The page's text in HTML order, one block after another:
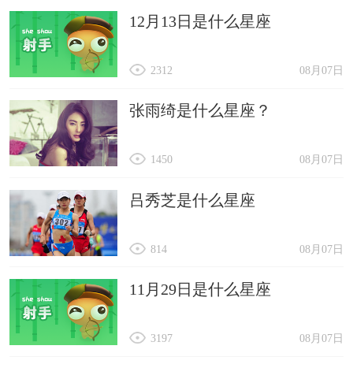
12月13日是什么星座
08月07日
2312
张雨绮是什么星座？
08月07日
1450
吕秀芝是什么星座
08月07日
814
11月29日是什么星座
08月07日
3197